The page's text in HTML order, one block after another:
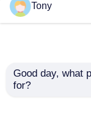
Kontakt mit uns
Bitte um ein
Allein Bradley
ABB
Tony
Good day, what
for?